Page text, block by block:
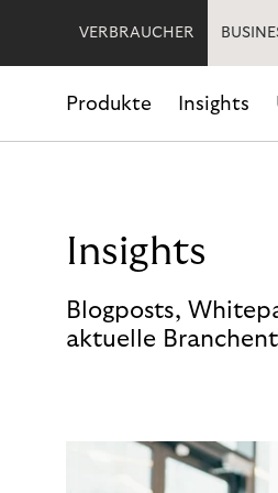
VERBRAUCHER
Produkte Insights
Insights
Blogposts,
aktuelle